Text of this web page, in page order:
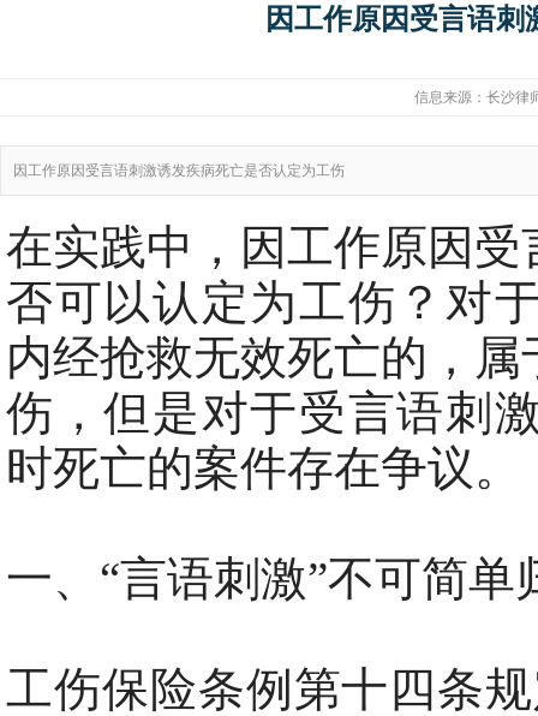
因工作原因受言语
信息来源： 长沙律
因工作原因受言语刺激诱发疾病死亡是否认定为工伤
在实践中，因工作原因
否可以认定为工伤？对
内经抢救无效死亡的，
伤，但是对于受言语刺
时死亡的案件存在争议。
一、“言语刺激”不可简单
工伤保险条例第十四条